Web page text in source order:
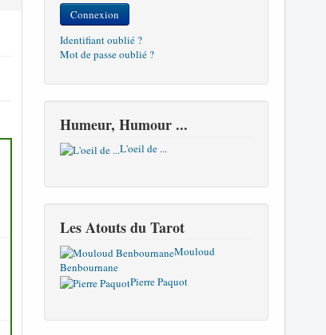
Connexion
Identifiant oublié ?
Mot de passe oublié ?
Humeur, Humour ...
L'oeil de ...
Les Atouts du Tarot
Mouloud
Benbournane
Pierre Paquot